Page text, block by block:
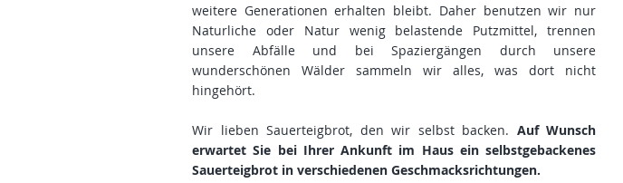
weitere Generationen erhalten bleibt. Daher benutzen wir nur
Naturliche oder Natur wenig belastende Putzmittel, trennen
unsere Abfälle und bei Spaziergängen durch unsere
wunderschönen Wälder sammeln wir alles, was dort nicht
hingehört.
Wir lieben Sauerteigbrot, den wir selbst backen. Auf Wunsch
erwartet Sie bei Ihrer Ankunft im Haus ein selbstgebackenes
Sauerteigbrot in verschiedenen Geschmacksrichtungen.